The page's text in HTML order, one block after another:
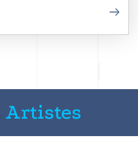
Artistes